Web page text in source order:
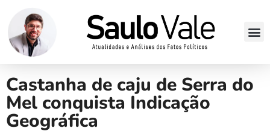
Castanha de caju de Serra do
Mel conquista Indicação
Geográfica